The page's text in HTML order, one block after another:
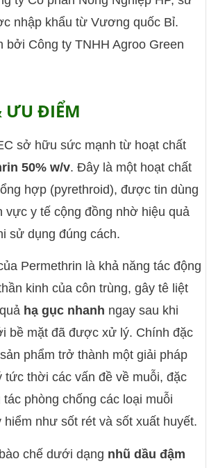
nhập khẩu từ Vương quốc Bỉ.
bởi Công ty TNHH Agroo Green
ƯU ĐIỂM
sở hữu sức mạnh từ hoạt chất
50% w/v. Đây là một hoạt chất
hợp (pyrethroid), được tin dùng
vực y tế cộng đồng nhờ hiệu quả
sử dụng đúng cách.
Permethrin là khả năng tác động
kinh của côn trùng, gây tê liệt
hạ gục nhanh ngay sau khi
bề mặt đã được xử lý. Chính đặc
phẩm trở thành một giải pháp
tức thời các vấn đề về muỗi, đặc
tác phòng chống các loại muỗi
hiểm như sốt rét và sốt xuất huyết.
chế dưới dạng nhũ dầu đậm